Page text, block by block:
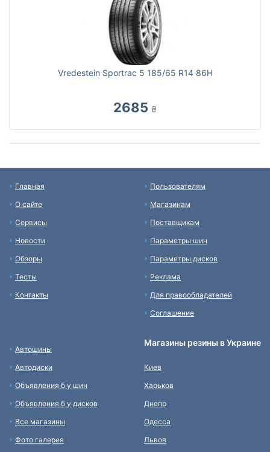
Vredestein Sportrac 5 185/65 R14 86H
2685 ₴
Главная
О сайте
Сервисы
Новости
Обзоры
Тесты
Контакты
Пользователям
Магазинам
Поставщикам
Параметры шин
Параметры дисков
Реклама
Для правообладателей
Соглашение
Автошины
Автодиски
Объявления б у шин
Объявления б у дисков
Все магазины
Фото галерея
Магазины резины в Украине
Киев
Харьков
Днепр
Одесса
Львов